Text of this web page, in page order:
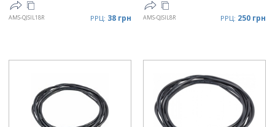
AMS-QJSIL18R РРЦ: 38 грн AMS-QJSIL8R РРЦ: 250 грн